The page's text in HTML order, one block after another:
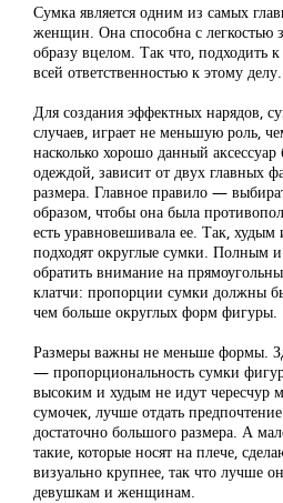
Сумка является одним из самых
женщин. Она способна с легкостью
образу вцелом. Так что, подходить
всей ответственностью к этому делу.
Для создания эффектных нарядов,
случаев, играет не меньшую роль,
насколько хорошо данный аксессуар
одеждой, зависит от двух главных
размера. Главное правило —
образом, чтобы она была
есть уравновешивала ее. Так,
подходят округлые сумки. Полным
обратить внимание на
клатчи: пропорции сумки должны
чем больше округлых форм фигуры.
Размеры важны не меньше формы.
— пропорциональность сумки
высоким и худым не идут чересчур
сумочек, лучше отдать
достаточно большого размера. А
такие, которые носят на плече,
визуально крупнее, так что лучше
девушкам и женщинам.